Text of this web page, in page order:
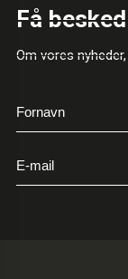
Få
Om vores